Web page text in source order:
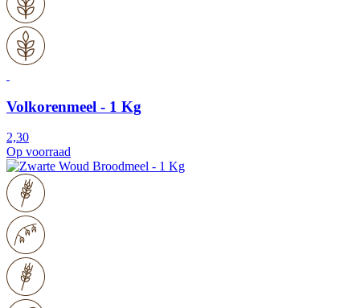
Volkorenmeel - 1 Kg
2,30
Op voorraad